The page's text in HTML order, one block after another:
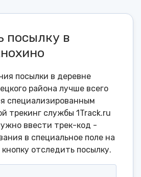
посылку в
посылки в деревне
района лучше всего
специализированным
трекинг службы 1Track.ru
ввести трек-код -
в специальное поле на
отследить посылку.